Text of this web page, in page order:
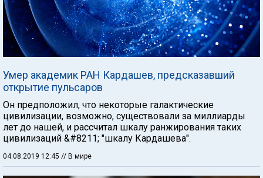
Умер академик РАН Кардашев, предсказавший
открытие пульсаров
Он предположил, что некоторые галактические
цивилизации, возможно, существовали за миллиарды
лет до нашей, и рассчитал шкалу ранжирования таких
цивилизаций &#8211; "шкалу Кардашева".
04.08.2019 12:45 // В мире